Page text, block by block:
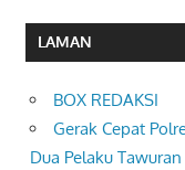
LAMAN
BOX REDAKSI
Gerak Cepat
Dua Pelaku